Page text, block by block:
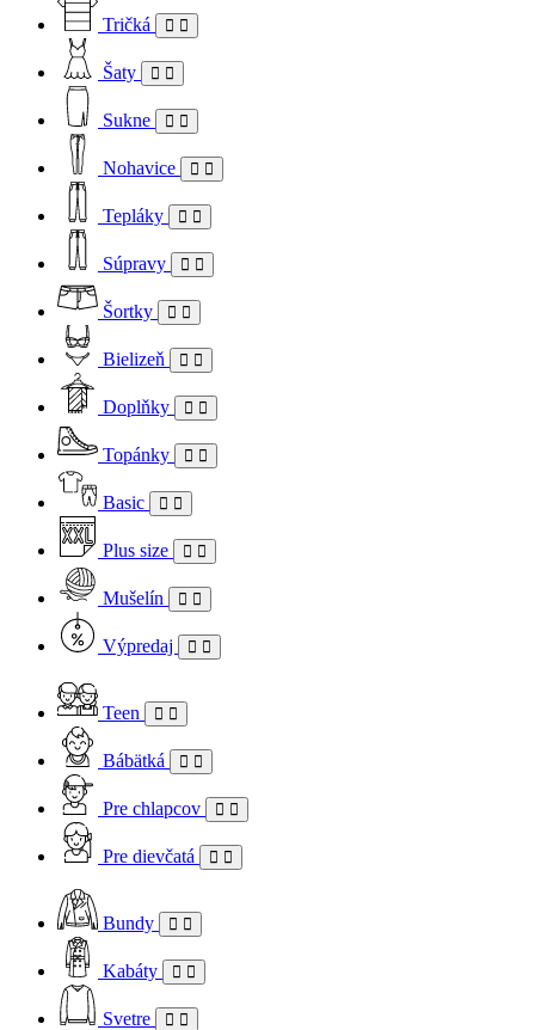
Tričká
Šaty
Sukne
Nohavice
Tepláky
Súpravy
Šortky
Bielizeň
Doplňky
Topánky
Basic
Plus size
Mušelín
Výpredaj
Teen
Bábätká
Pre chlapcov
Pre dievčatá
Bundy
Kabáty
Svetre